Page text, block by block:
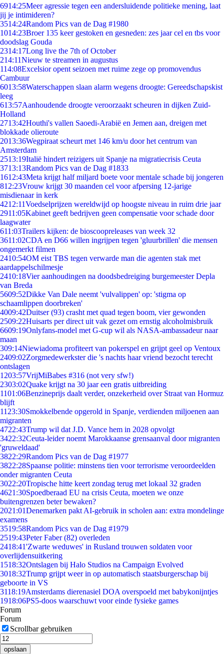
6914:25Meer agressie tegen een andersluidende politieke mening, laat
jij je intimideren?
3514:24Random Pics van de Dag #1980
1014:23Broer 135 keer gestoken en gesneden: zes jaar cel en tbs voor
doodslag Gouda
2314:17Long live the 7th of October
214:11Nieuw te streamen in augustus
114:08Excelsior opent seizoen met ruime zege op promovendus
Cambuur
6013:58Waterschappen slaan alarm wegens droogte: Gereedschapskist
leeg
613:57Aanhoudende droogte veroorzaakt scheuren in dijken Zuid-
Holland
2713:42Houthi's vallen Saoedi-Arabië en Jemen aan, dreigen met
blokkade olieroute
2013:36Wegpiraat scheurt met 146 km/u door het centrum van
Amsterdam
2513:19Italië hindert reizigers uit Spanje na migratiecrisis Ceuta
3713:13Random Pics van de Dag #1833
1612:43Meta krijgt half miljard boete voor mentale schade bij jongeren
812:23Vrouw krijgt 30 maanden cel voor afpersing 12-jarige
misdienaar in kerk
4212:11Voedselprijzen wereldwijd op hoogste niveau in ruim drie jaar
2911:05Kabinet geeft bedrijven geen compensatie voor schade door
laagwater
611:03Trailers kijken: de bioscoopreleases van week 32
3611:02CDA en D66 willen ingrijpen tegen 'gluurbrillen' die mensen
ongemerkt filmen
2410:54OM eist TBS tegen verwarde man die agenten stak met
aardappelschilmesje
2410:18Vier aanhoudingen na doodsbedreiging burgemeester Depla
van Breda
5609:52Dikke Van Dale neemt 'vulvalippen' op: 'stigma op
schaamlippen doorbreken'
4009:42Duitser (93) crasht met quad tegen boom, vier gewonden
2509:22Huisarts per direct uit vak gezet om ernstig alcoholmisbruik
6609:19Onlyfans-model met G-cup wil als NASA-ambassadeur naar
maan
309:14Niewiadoma profiteert van pokerspel en grijpt geel op Ventoux
2409:02Zorgmedewerkster die 's nachts haar vriend bezocht terecht
ontslagen
1203:57VrijMiBabes #316 (not very sfw!)
2303:02Quake krijgt na 30 jaar een gratis uitbreiding
1101:06Benzineprijs daalt verder, onzekerheid over Straat van Hormuz
blijft
11 23:30Smokkelbende opgerold in Spanje, verdienden miljoenen aan
migranten
4722:43Trump wil dat J.D. Vance hem in 2028 opvolgt
3422:32Ceuta-leider noemt Marokkaanse grensaanval door migranten
'gruweldaad'
3822:29Random Pics van de Dag #1977
3822:28Spaanse politie: minstens tien voor terrorisme veroordeelden
onder migranten Ceuta
3022:20Tropische hitte keert zondag terug met lokaal 32 graden
4621:30Spoedberaad EU na crisis Ceuta, moeten we onze
buitengrenzen beter bewaken?
2021:01Denemarken pakt AI-gebruik in scholen aan: extra mondelinge
examens
3519:58Random Pics van de Dag #1979
2519:43Peter Faber (82) overleden
2418:41'Zwarte weduwes' in Rusland trouwen soldaten voor
overlijdensuitkering
1518:32Ontslagen bij Halo Studios na Campaign Evolved
3018:32Trump grijpt weer in op automatisch staatsburgerschap bij
geboorte in VS
3118:19Amsterdams dierenasiel DOA overspoeld met babykonijntjes
1918:06PS5-doos waarschuwt voor einde fysieke games
Forum
Forum
Scrollbar gebruiken
opslaan